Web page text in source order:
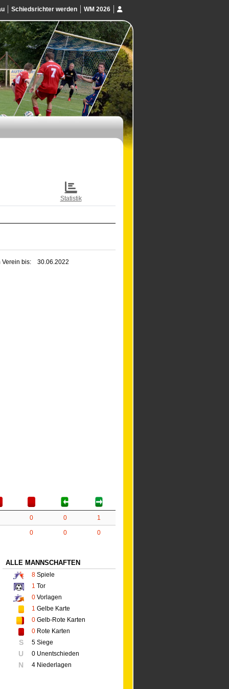
Schiedsrichter werden WM 2026
Statistik
Verein bis: 30.06.2022
0 0 1
0 0 0
ALLE MANNSCHAFTEN
8Spiele
1 Tor
0Vorlagen
1 Gelbe Karte
0Gelb-Rote Karten
0Rote Karten
S 5 Siege
U 0 Unentschieden
N 4 Niederlagen